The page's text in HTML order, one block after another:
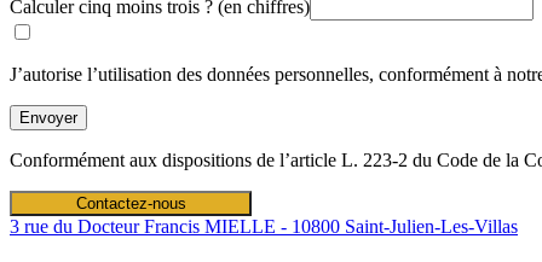
Calculer cinq moins trois ? (en chiffres)
J’autorise l’utilisation des données personnelles, conformément à
Conformément aux dispositions de l’article L. 223-2 du Code de la
Contactez-nous
3 rue du Docteur Francis MIELLE - 10800 Saint-Julien-Les-Villas